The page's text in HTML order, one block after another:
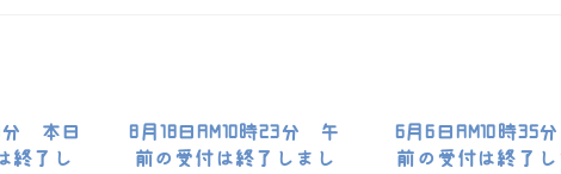
分 本日
終了し
8月18日AM10時23分 午
前の受付は終了しまし
6月6日AM10時35
前の受付は終了し